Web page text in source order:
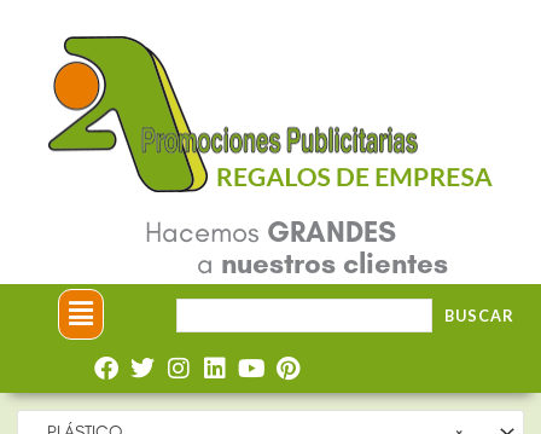
contenido
Hacemos GRANDES
a nuestros clientes
Menú BUSCAR